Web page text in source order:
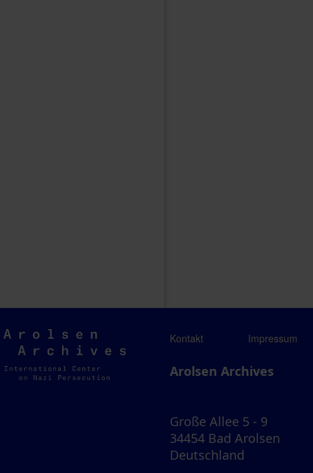
Arolsen
Archives
Kontakt Impressum
Arolsen Archives
Große Allee 5 - 9
34454 Bad Arolsen
Deutschland